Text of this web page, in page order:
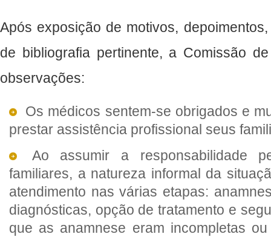
Após exposição de motivos,
de bibliografia pertinente, a Comissão
observações:
Os médicos sentem-se obrigados e
prestar assistência profissional seus
Ao assumir a responsabilidade
familiares, a natureza informal da
atendimento nas várias etapas:
diagnósticas, opção de tratamento e
que as anamnese eram incompletas